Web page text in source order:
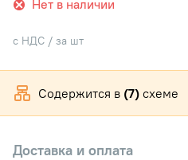
Нет в наличии
с НДС / за шт
Содержится в (7) схеме
Доставка и оплата